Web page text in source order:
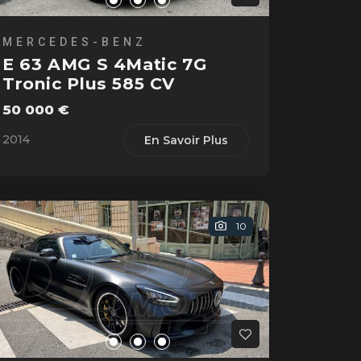
MERCEDES-BENZ
E 63 AMG S 4Matic 7G
Tronic Plus 585 CV
50 000 €
2014 En Savoir Plus
10